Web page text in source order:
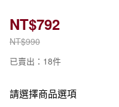
NT$990
NT$792
已賣出：18件
請選擇商品選項